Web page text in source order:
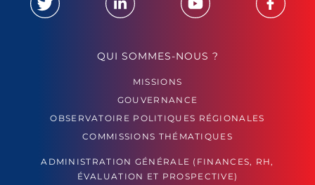
QUI SOMMES-NOUS ?
MISSIONS
GOUVERNANCE
OBSERVATOIRE POLITIQUES RÉGIONALES
COMMISSIONS THÉMATIQUES
ADMINISTRATION GÉNÉRALE (FINANCES, RH,
ÉVALUATION ET PROSPECTIVE)